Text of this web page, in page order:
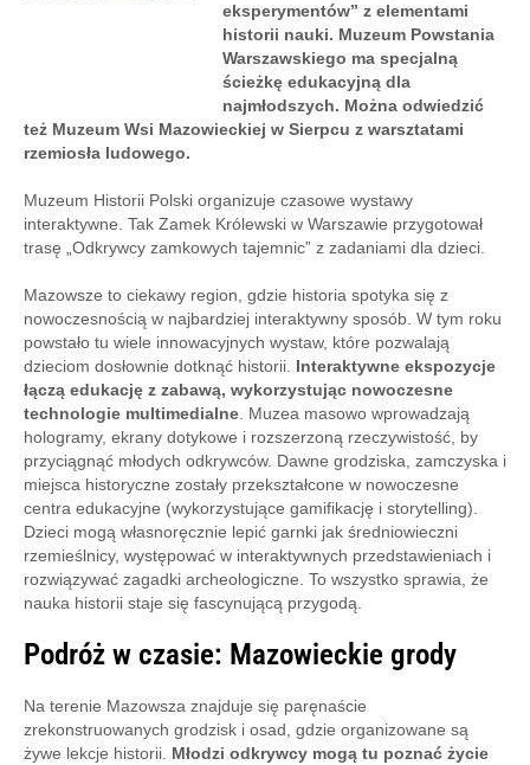
eksperymentów” z elementami
historii nauki. Muzeum Powstania
Warszawskiego ma specjalną
ścieżkę edukacyjną dla
najmłodszych. Można odwiedzić
też Muzeum Wsi Mazowieckiej w Sierpcu z warsztatami
rzemiosła ludowego.
Muzeum Historii Polski organizuje czasowe wystawy
interaktywne. Tak Zamek Królewski w Warszawie przygotował
trasę „Odkrywcy zamkowych tajemnic” z zadaniami dla dzieci.
Mazowsze to ciekawy region, gdzie historia spotyka się z
nowoczesnością w najbardziej interaktywny sposób. W tym roku
powstało tu wiele innowacyjnych wystaw, które pozwalają
dzieciom dosłownie dotknąć historii. Interaktywne ekspozycje
łączą edukację z zabawą, wykorzystując nowoczesne
technologie multimedialne . Muzea masowo wprowadzają
hologramy, ekrany dotykowe i rozszerzoną rzeczywistość, by
przyciągnąć młodych odkrywców. Dawne grodziska, zamczyska i
miejsca historyczne zostały przekształcone w nowoczesne
centra edukacyjne (wykorzystujące gamifikację i storytelling).
Dzieci mogą własnoręcznie lepić garnki jak średniowieczni
rzemieślnicy, występować w interaktywnych przedstawieniach i
rozwiązywać zagadki archeologiczne. To wszystko sprawia, że
nauka historii staje się fascynującą przygodą.
Podróż w czasie: Mazowieckie grody
Na terenie Mazowsza znajduje się paręnaście
zrekonstruowanych grodzisk i osad, gdzie organizowane są
żywe lekcje historii. Młodzi odkrywcy mogą tu poznać życie